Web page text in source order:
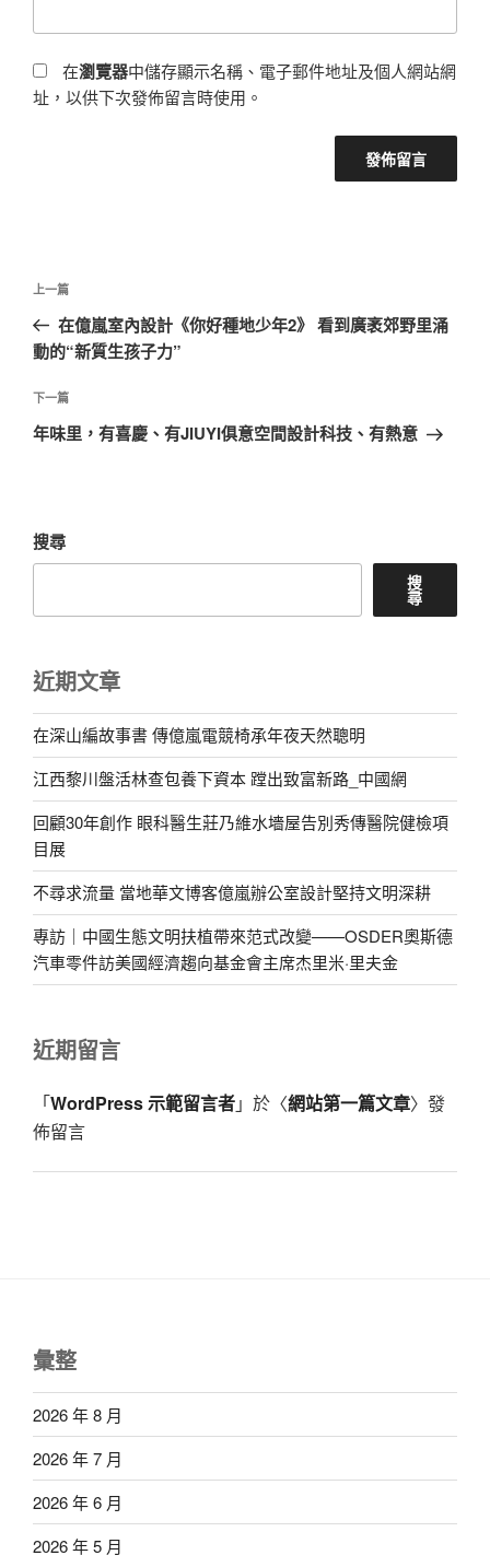
在瀏覽器中儲存顯示名稱、電子郵件地址及個人網站網
址，以供下次發佈留言時使用。
文
導
覽
上
一
篇
章
上一篇
在億嵐室內設計《你好種地少年2》 看到廣袤郊野里涌
動的“新質生孩子力”
下
一
下一篇
年味里，有喜慶、有JIUYI俱意空間設計科技、有熱意
搜尋
搜
尋
近期文章
在深山編故事書 傳億嵐電競椅承年夜天然聰明
江西黎川盤活林查包養下資本 蹚出致富新路_中國網
回顧30年創作 眼科醫生莊乃維水墻屋告別秀傳醫院健檢項
目展
不尋求流量 當地華文博客億嵐辦公室設計堅持文明深耕
專訪｜中國生態文明扶植帶來范式改變——OSDER奧斯德
汽車零件訪美國經濟趨向基金會主席杰里米·里夫金
近期留言
「WordPress 示範留言者」於〈網站第一篇文章〉發
佈留言
彙整
2026 年 8 月
2026 年 7 月
2026 年 6 月
2026 年 5 月